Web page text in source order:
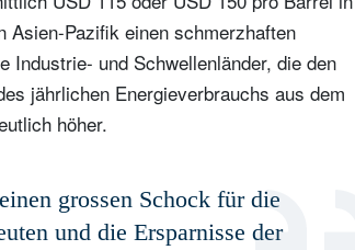
Asien-Pazifik einen schmerzhaften
Industrie- und Schwellenländer, die den
jährlichen Energieverbrauchs aus dem
höher.
grossen Schock für die
und die Ersparnisse der